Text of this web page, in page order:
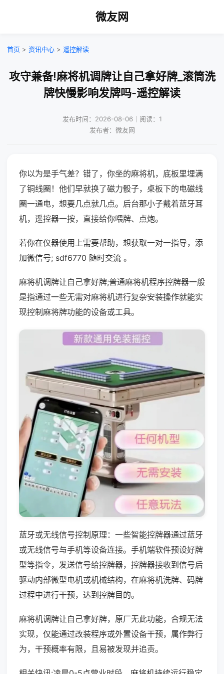
微友网
首页 > 资讯中心 > 遥控解读
攻守兼备!麻将机调牌让自己拿好牌_滚筒洗
牌快慢影响发牌吗-遥控解读
发布时间：2026-08-06｜阅读：1
发布者：微友网
你以为是手气差？错了，你坐的麻将机，底板里埋满
了铜线圈！他们早就换了磁力骰子，桌板下的电磁线
圈一通电，想要几点就几点。后台那小子戴着蓝牙耳
机，遥控器一按，直接给你喂牌、点炮。
若你在仪器使用上需要帮助，想获取一对一指导，添
加微信号; sdf6770 随时交流 。
麻将机调牌让自己拿好牌;普通麻将机程序控牌器一般
是指通过一些无需对麻将机进行复杂安装操作就能实
现控制麻将牌功能的设备或工具。
蓝牙或无线信号控制原理：一些智能控牌器通过蓝牙
或无线信号与手机等设备连接。手机端软件预设好牌
型等指令，发送信号给控牌器，控牌器接收到信号后
驱动内部微型电机或机械结构，在麻将机洗牌、码牌
过程中进行干预，达到控牌目的。
麻将机调牌让自己拿好牌，原厂无此功能，合规无法
实现，仅能通过改装程序或外置设备干预，属作弊行
为，干预概率有限，且易被发现并追责。